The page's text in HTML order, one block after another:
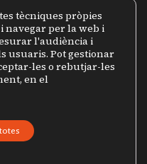
Barnils
tècniques pròpies
per la web i
l'audiència i
usuaris. Pot gestionar
les o rebutjar-les
en el